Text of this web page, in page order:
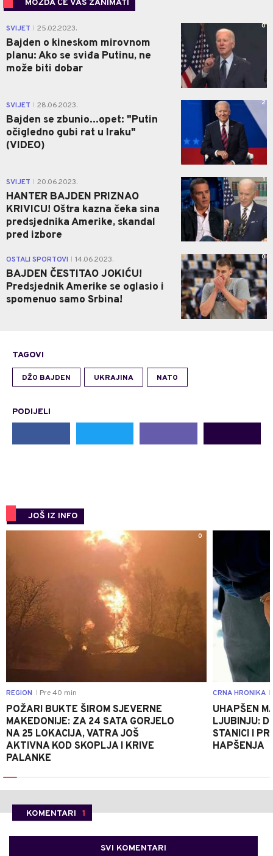
MOŽDA ĆE VAS ZANIMATI
SVIJET 25.02.2023.
Bajden o kineskom mirovnom
planu: Ako se sviđa Putinu, ne
može biti dobar
0
SVIJET 28.06.2023.
Bajden se zbunio...opet: "Putin
očigledno gubi rat u Iraku"
(VIDEO)
2
SVIJET 20.06.2023.
HANTER BAJDEN PRIZNAO
KRIVICU! Oštra kazna čeka sina
predsjednika Amerike, skandal
pred izbore
1
OSTALI SPORTOVI 14.06.2023.
BAJDEN ČESTITAO JOKIĆU!
Predsjednik Amerike se oglasio i
spomenuo samo Srbina!
0
TAGOVI
DŽO BAJDEN UKRAJINA NATO
PODIJELI
JOŠ IZ INFO
0
REGION Pre 40 min
POŽARI BUKTE ŠIROM SJEVERNE
MAKEDONIJE: ZA 24 SATA GORJELO
NA 25 LOKACIJA, VATRA JOŠ
AKTIVNA KOD SKOPLJA I KRIVE
PALANKE
CRNA HRONIKA
UHAPŠEN
LJUBINJU:
STANICI I
HAPŠENJA
KOMENTARI 1
SVI KOMENTARI